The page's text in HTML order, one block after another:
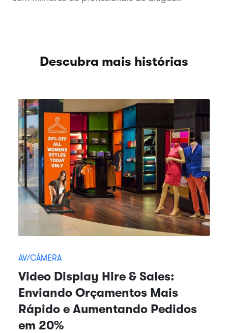
Descubra mais histórias
AV/CÂMERA
Video Display Hire & Sales:
Enviando Orçamentos Mais
Rápido e Aumentando Pedidos
em 20%